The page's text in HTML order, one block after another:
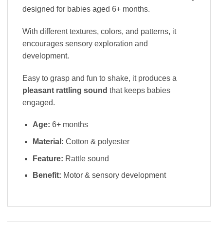
designed for babies aged 6+ months.
With different textures, colors, and patterns, it
encourages sensory exploration and
development.
Easy to grasp and fun to shake, it produces a
pleasant rattling sound that keeps babies
engaged.
Age: 6+ months
Material: Cotton & polyester
Feature: Rattle sound
Benefit: Motor & sensory development